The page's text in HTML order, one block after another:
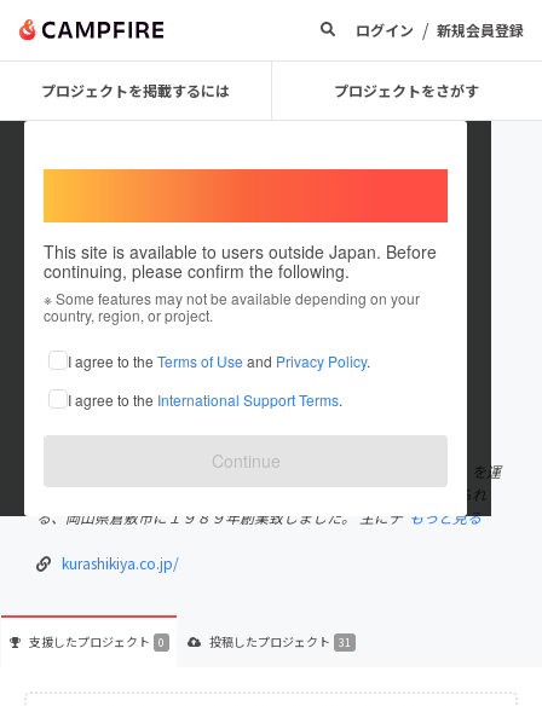
ログイン / 新規会員登録
プロジェクトを掲載するには プロジェクトをさがす
This site is available to users outside Japan. Before
continuing, please confirm the following.
※ Some features may not be available depending on your
country, region, or project.
I agree to the Terms of Use and Privacy Policy.
I agree to the International Support Terms.
Continue
KURASHIKIYA
これまでに31件のプロジェクトを投稿しています
在住国：日本 現在地：岡山県
出身国：日本 出身地：岡山県
情緒ある白壁の町家が軒を連ねる倉敷美観地区の一画で「倉敷屋」を運
営する株式会社ハート・プランニングはデニム発祥の地として知られ
る、岡山県倉敷市に１９８９年創業致しました。 主にデ もっと見る
kurashikiya.co.jp/
支援したプロジェクト 0 投稿したプロジェクト 31